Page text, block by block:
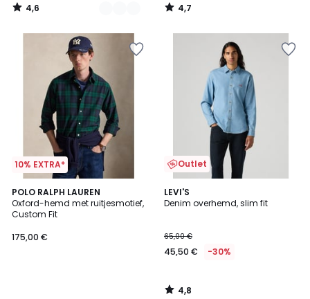
4,6
/
4,7
/
10% EXTRA*
POLO RALPH LAUREN
Oxford-hemd met ruitjesmotief,
Custom Fit
175,00 €
Outlet
LEVI'S
Denim overhemd, slim fit
65,00 €
45,50 € -30%
4,8
/ 5
4,8
/